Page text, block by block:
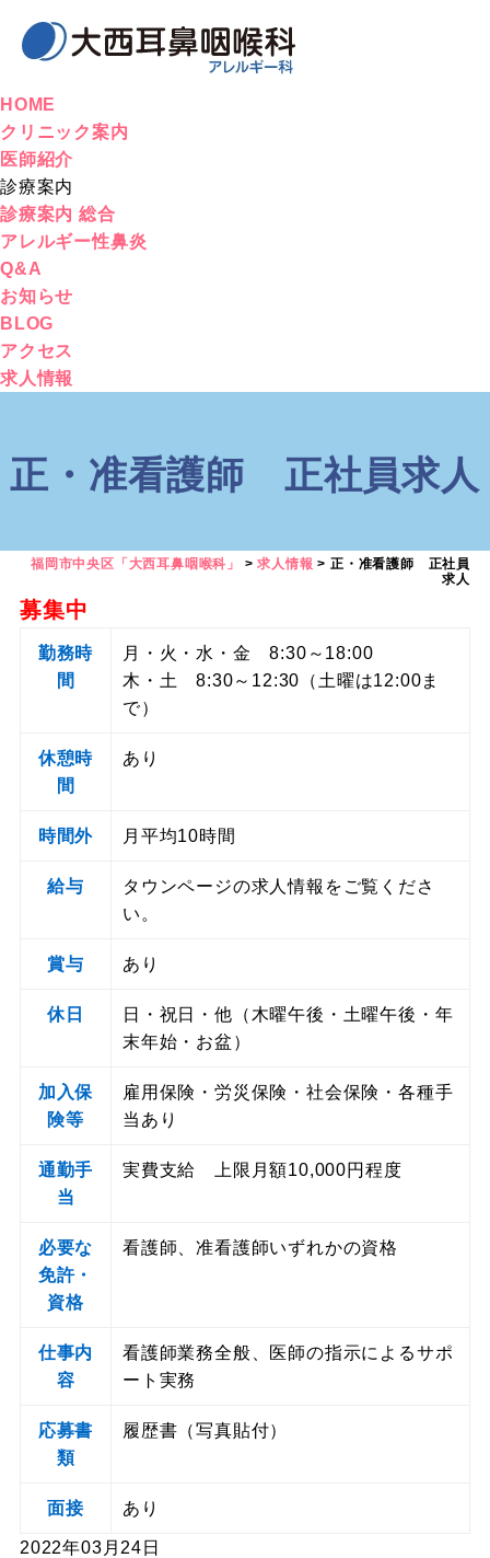
HOME
クリニック案内
医師紹介
診療案内
診療案内 総合
アレルギー性鼻炎
Q&A
お知らせ
BLOG
アクセス
求人情報
正・准看護師 正社員求人
福岡市中央区「大西耳鼻咽喉科」 >求人情報 >正・准看護師 正社員
求人
募集中
勤務時
間
月・火・水・金 8:30～18:00
木・土 8:30～12:30（土曜は12:00ま
で）
休憩時
間
あり
時間外 月平均10時間
給与
タウンページの求人情報をご覧くださ
い。
賞与 あり
休日
日・祝日・他（木曜午後・土曜午後・年
末年始・お盆）
加入保
険等
雇用保険・労災保険・社会保険・各種手
当あり
通勤手
当
実費支給 上限月額10,000円程度
必要な
免許・
資格
看護師、准看護師いずれかの資格
仕事内
容
看護師業務全般、医師の指示によるサポ
ート実務
応募書
類
履歴書（写真貼付）
面接 あり
2022年03月24日